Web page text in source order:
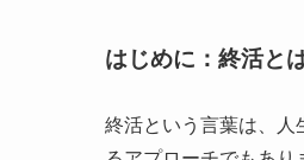
はじめに：終活と
終活という言葉は、人